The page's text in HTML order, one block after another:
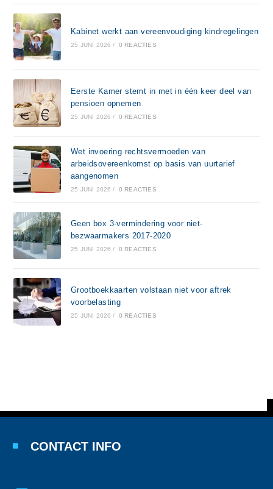
Kabinet werkt aan vereenvoudiging kindregelingen
25 JUNI 2026 / 0 REACTIES
Eerste Kamer stemt in met in één keer deel van
pensioen opnemen
25 JUNI 2026 / 0 REACTIES
Wet invoering rechtsvermoeden van
arbeidsovereenkomst op basis van uurtarief
aangenomen
25 JUNI 2026 / 0 REACTIES
Geen box 3-vermindering voor niet-
bezwaarmakers 2017-2020
25 JUNI 2026 / 0 REACTIES
Grootboekkaarten volstaan niet voor aftrek
voorbelasting
25 JUNI 2026 / 0 REACTIES
CONTACT INFO